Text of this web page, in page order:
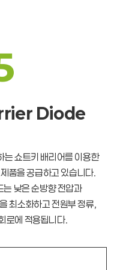
Diode
는 쇼트키 배리어를 이용한
품을 공급하고 있습니다.
는 낮은 순방향 전압과
최소화하고 전원부 정류,
로에 적용됩니다.